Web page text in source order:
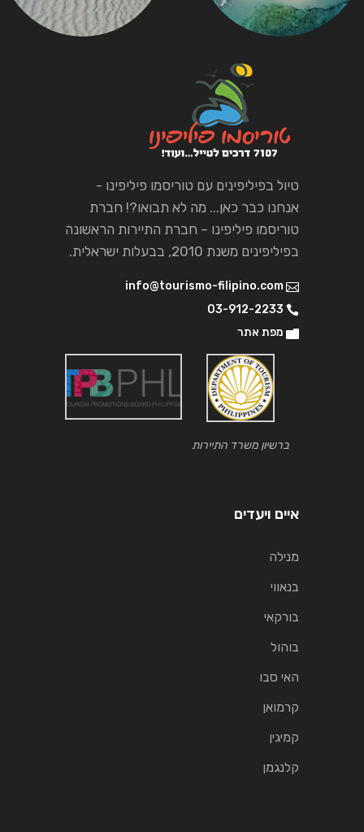
טיול בפיליפינים עם טוריסמו פיליפינו -
אנחנו כבר כאן... מה לא תבואו?! חברת
טוריסמו פיליפינו – חברת התיירות הראשונה
בפיליפינים משנת 2010, בבעלות ישראלית.
info@tourismo-filipino.com
03-912-2233
מפת אתר
ברשיון משרד התיירות
איים ויעדים
מנילה
בנאווי
בורקאי
בוהול
האי סבו
קרמואן
קמיגין
קלנגמן